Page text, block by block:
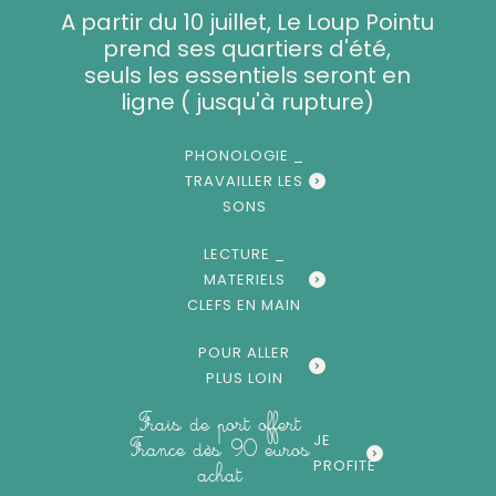
A partir du 10 juillet, Le Loup Pointu
prend ses quartiers d'été,
seuls les essentiels seront en
ligne ( jusqu'à rupture)
PHONOLOGIE _
TRAVAILLER LES
SONS
LECTURE _
MATERIELS
CLEFS EN MAIN
POUR ALLER
PLUS LOIN
Frais de port offert
France dès 90 euros
achat
JE
PROFITE